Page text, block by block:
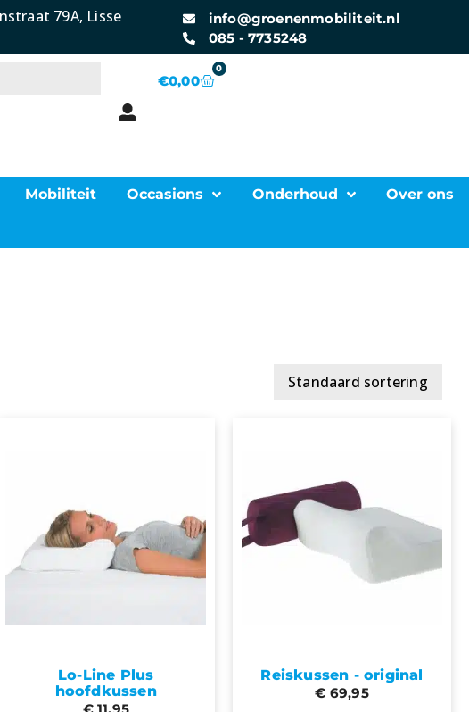
79A, Lisse
info@groenenmobiliteit.nl
085 - 7735248
€0,00
0
Mobiliteit Occasions Onderhoud Over ons
Lo-Line Plus
hoofdkussen
Reiskussen - original
€ 69,95